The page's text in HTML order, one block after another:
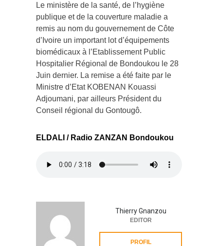
Le ministère de la santé, de l’hygiène
publique et de la couverture maladie a
remis au nom du gouvernement de Côte
d’Ivoire un important lot d’équipements
biomédicaux à l’Etablissement Public
Hospitalier Régional de Bondoukou le 28
Juin dernier. La remise a été faite par le
Ministre d’Etat KOBENAN Kouassi
Adjoumani, par ailleurs Président du
Conseil régional du Gontougô.
ELDALI / Radio ZANZAN Bondoukou
Thierry Gnanzou
EDITOR
PROFIL